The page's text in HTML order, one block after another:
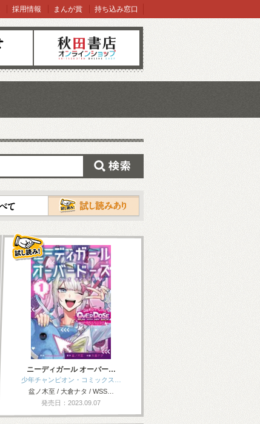
オンラインショップ
採用情報 まんが賞 持ち込み窓口
ニーディガール オーバー…
少年チャンピオン・コミックス…
盆ノ木至 / 大倉ナタ / WSS…
発売日：2023.09.07